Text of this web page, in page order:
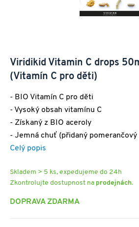
Viridikid Vitamin C drops
(Vitamín C pro děti)
- BIO Vitamín C pro děti
- Vysoký obsah vitamínu C
- Získaný z BIO aceroly
- Jemná chuť (přidaný pomerančový
Celý popis
Skladem > 5 ks, expedujeme do 24h
Zkontrolujte dostupnost na prodejnách.
DOPRAVA ZDARMA